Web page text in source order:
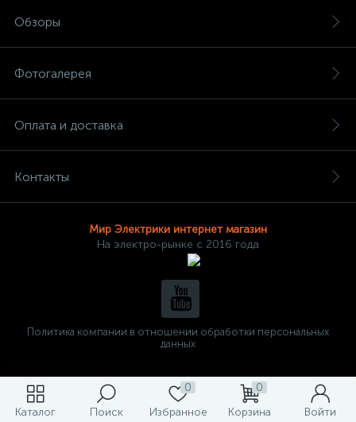
Каталог Поиск
0
Избранное
0
Корзина
Войти
Обзоры
Фотогалерея
Оплата и доставка
Контакты
Мир Электрики интернет магазин
На электро-рынке с 2016 года
Политика компании в отношении обработки персональных
данных